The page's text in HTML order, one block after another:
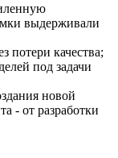
выдерживали
потери качества;
под задачи
новой
- от разработки